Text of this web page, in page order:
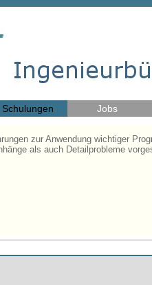
Schulungen Jobs
zur Anwendung wichtiger
als auch Detailprobleme